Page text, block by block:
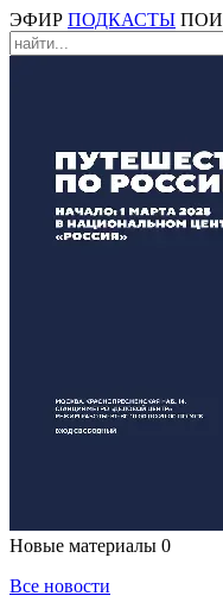
ЭФИР ПОДКАСТЫ
Новые материалы 0
Все новости